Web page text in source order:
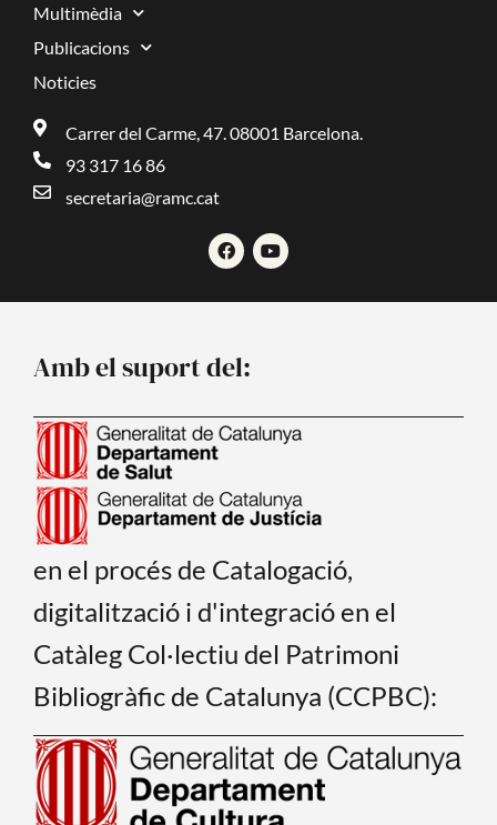
Multimèdia
Publicacions
Noticies
Carrer del Carme, 47. 08001 Barcelona.
93 317 16 86
secretaria@ramc.cat
F
a
c
k
Y
o
u
Amb el suport del:
en el procés de Catalogació,
digitalització i d'integració en el
Catàleg Col·lectiu del Patrimoni
Bibliogràfic de Catalunya (CCPBC):